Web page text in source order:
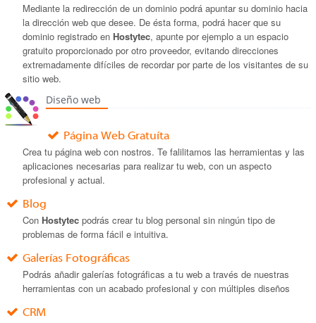
Mediante la redirección de un dominio podrá apuntar su dominio hacia
la dirección web que desee. De ésta forma, podrá hacer que su
dominio registrado en Hostytec, apunte por ejemplo a un espacio
gratuito proporcionado por otro proveedor, evitando direcciones
extremadamente difíciles de recordar por parte de los visitantes de su
sitio web.
Diseño web
Página Web Gratuíta
Crea tu página web con nostros. Te falilitamos las herramientas y las
aplicaciones necesarias para realizar tu web, con un aspecto
profesional y actual.
Blog
Con Hostytec podrás crear tu blog personal sin ningún tipo de
problemas de forma fácil e intuitiva.
Galerías Fotográficas
Podrás añadir galerías fotográficas a tu web a través de nuestras
herramientas con un acabado profesional y con múltiples diseños
CRM